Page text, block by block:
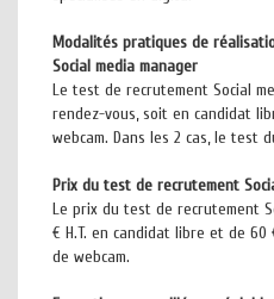
Modalités pratiques de
Social media manager
Le test de recrutement Social
rendez-vous, soit en candidat
webcam. Dans les 2 cas, le test
Prix du test de recrutement
Le prix du test de recrutement
€ H.T. en candidat libre et de 60
de webcam.